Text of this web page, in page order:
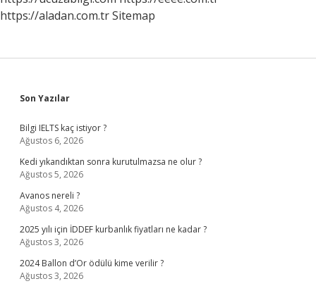
https://aladan.com.trSitemap
Sidebar
Son Yazılar
Bilgi IELTS kaç istiyor ?
Ağustos 6, 2026
Kedi yıkandıktan sonra kurutulmazsa ne olur ?
Ağustos 5, 2026
Avanos nereli ?
Ağustos 4, 2026
2025 yılı için İDDEF kurbanlık fiyatları ne kadar ?
Ağustos 3, 2026
2024 Ballon d’Or ödülü kime verilir ?
Ağustos 3, 2026